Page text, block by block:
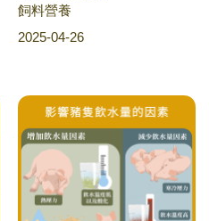
飼料營養
2025-04-26